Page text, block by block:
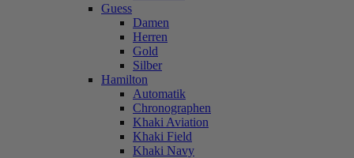
Guess
Damen
Herren
Gold
Silber
Hamilton
Automatik
Chronographen
Khaki Aviation
Khaki Field
Khaki Navy